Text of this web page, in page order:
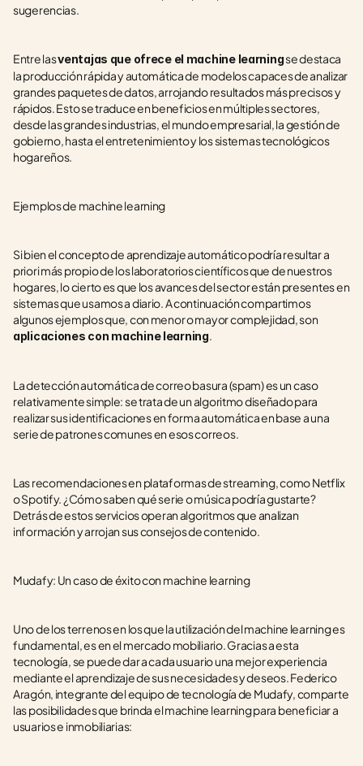
sugerencias.
Entre las ventajas que ofrece el machine learning se destaca
la producción rápida y automática de modelos capaces de analizar
grandes paquetes de datos, arrojando resultados más precisos y
rápidos. Esto se traduce en beneficios en múltiples sectores,
desde las grandes industrias, el mundo empresarial, la gestión de
gobierno, hasta el entretenimiento y los sistemas tecnológicos
hogareños.
Ejemplos de machine learning
Si bien el concepto de aprendizaje automático podría resultar a
priori más propio de los laboratorios científicos que de nuestros
hogares, lo cierto es que los avances del sector están presentes en
sistemas que usamos a diario. A continuación compartimos
aplicaciones con machine learning.
La detección automática de correo basura (spam) es un caso
relativamente simple: se trata de un algoritmo diseñado para
realizar sus identificaciones en forma automática en base a una
serie de patrones comunes en esos correos.
Las recomendaciones en plataformas de streaming, como Netflix
o Spotify. ¿Cómo saben qué serie o música podría gustarte?
Detrás de estos servicios operan algoritmos que analizan
información y arrojan sus consejos de contenido.
Mudafy: Un caso de éxito con machine learning
Uno de los terrenos en los que la utilización del machine learning es
fundamental, es en el mercado mobiliario. Gracias a esta
tecnología, se puede dar a cada usuario una mejor experiencia
mediante el aprendizaje de sus necesidades y deseos. Federico
Aragón, integrante del equipo de tecnología de Mudafy, comparte
las posibilidades que brinda el machine learning para beneficiar a
usuarios e inmobiliarias: